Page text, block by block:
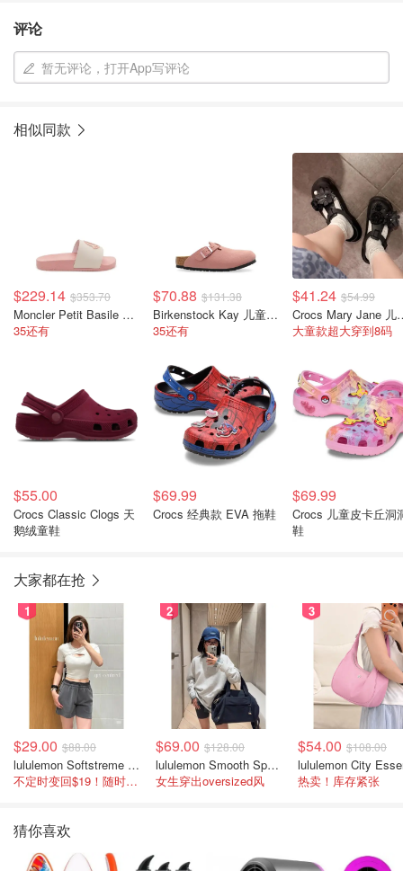
评论
暂无评论，打开App写评论
相似同款
$229.14 $353.70
Moncler Petit Basile 儿童拖鞋 黑色
35还有
$70.88 $131.38
Birkenstock Kay 儿童凉拖鞋 扣带
35还有
$41.24 $54.99
Crocs
大童款超大穿到8码
$55.00
Crocs Classic Clogs 天
鹅绒童鞋
$69.99
Crocs 经典款 EVA 拖鞋
$69.99
Crocs 儿童皮卡丘洞
鞋
大家都在抢
1
$29.00 $88.00
lululemon Softstreme 女士高腰短裤 10cm
不定时变回$19！随时点进来看
2
$69.00 $128.00
lululemon Smooth Spacer 经典卫衣
女生穿出oversized风
3
$54.00 $108.00
热卖！库存紧张
猜你喜欢